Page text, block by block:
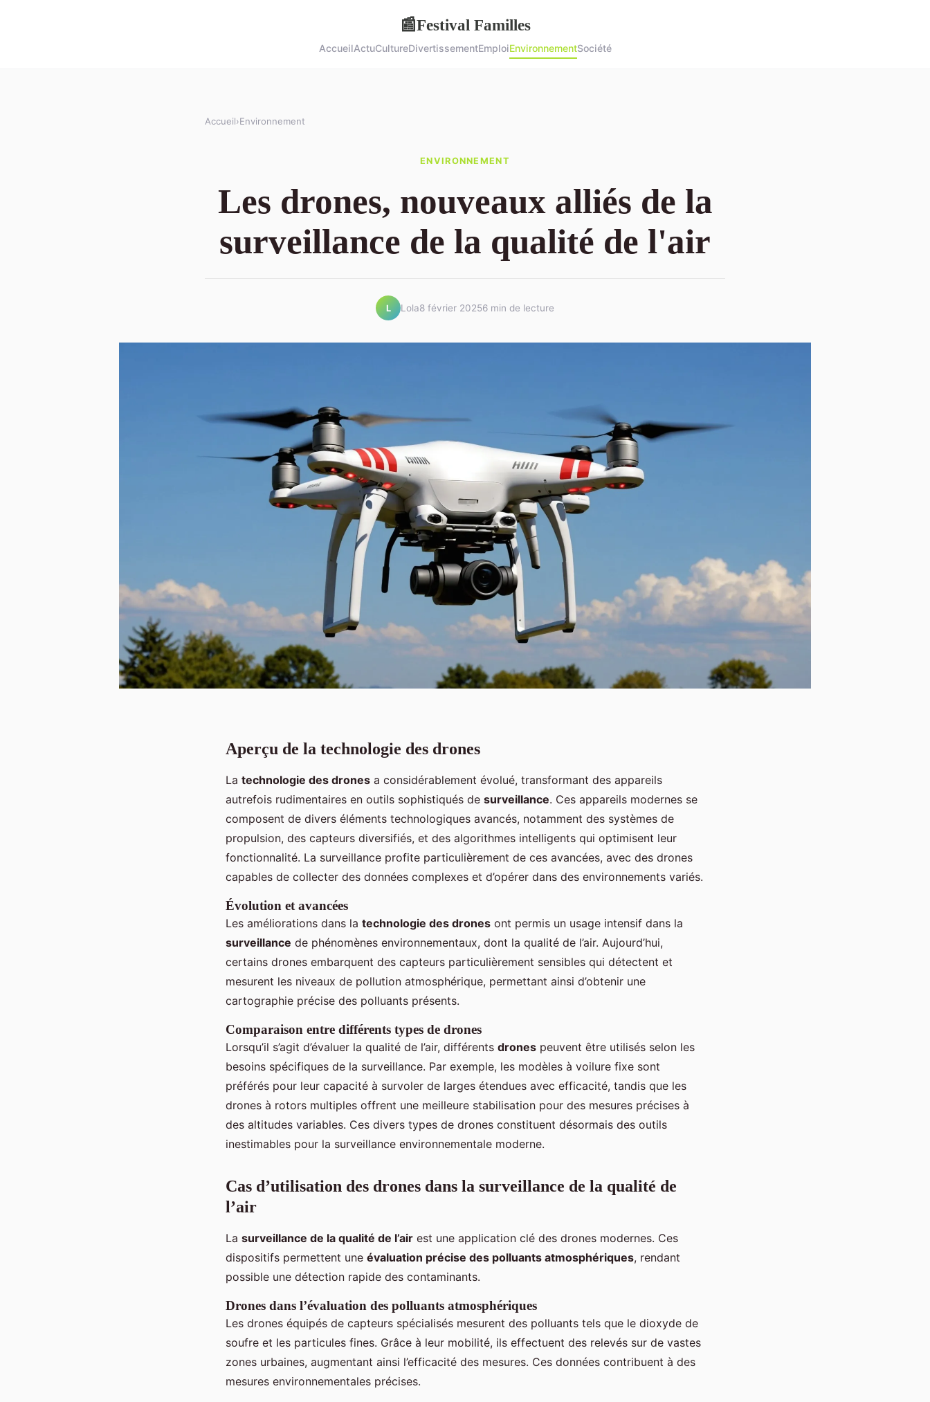
📰Festival Familles
AccueilActuCultureDivertissementEmploiEnvironnementSociété
Accueil›Environnement
ENVIRONNEMENT
Les drones, nouveaux alliés de la
surveillance de la qualité de l'air
L Lola8 février 20256 min de lecture
Aperçu de la technologie des drones
La technologie des drones a considérablement évolué, transformant des appareils
autrefois rudimentaires en outils sophistiqués de surveillance. Ces appareils modernes se
composent de divers éléments technologiques avancés, notamment des systèmes de
propulsion, des capteurs diversifiés, et des algorithmes intelligents qui optimisent leur
fonctionnalité. La surveillance profite particulièrement de ces avancées, avec des drones
capables de collecter des données complexes et d’opérer dans des environnements variés.
Évolution et avancées
Les améliorations dans la technologie des drones ont permis un usage intensif dans la
surveillance de phénomènes environnementaux, dont la qualité de l’air. Aujourd’hui,
certains drones embarquent des capteurs particulièrement sensibles qui détectent et
mesurent les niveaux de pollution atmosphérique, permettant ainsi d’obtenir une
cartographie précise des polluants présents.
Comparaison entre différents types de drones
Lorsqu’il s’agit d’évaluer la qualité de l’air, différents drones peuvent être utilisés selon les
besoins spécifiques de la surveillance. Par exemple, les modèles à voilure fixe sont
préférés pour leur capacité à survoler de larges étendues avec efficacité, tandis que les
drones à rotors multiples offrent une meilleure stabilisation pour des mesures précises à
des altitudes variables. Ces divers types de drones constituent désormais des outils
inestimables pour la surveillance environnementale moderne.
Cas d’utilisation des drones dans la surveillance de la qualité de
l’air
La surveillance de la qualité de l’air est une application clé des drones modernes. Ces
dispositifs permettent une évaluation précise des polluants atmosphériques, rendant
possible une détection rapide des contaminants.
Drones dans l’évaluation des polluants atmosphériques
Les drones équipés de capteurs spécialisés mesurent des polluants tels que le dioxyde de
soufre et les particules fines. Grâce à leur mobilité, ils effectuent des relevés sur de vastes
zones urbaines, augmentant ainsi l’efficacité des mesures. Ces données contribuent à des
mesures environnementales précises.